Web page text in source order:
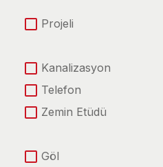
Projeli
Kanalizasyon
Telefon
Zemin Etüdü
Göl